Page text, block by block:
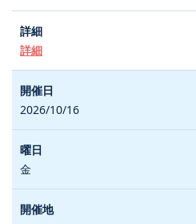
詳細
2026/10/16
金